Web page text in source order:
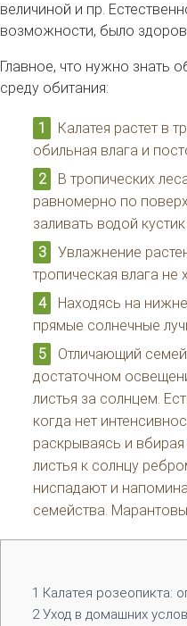
величиной и пр.
возможности, было
Главное, что нужно знать
среду обитания:
Калатея растет в
обильная влага и
В тропических
равномерно по
заливать водой
Увлажнение
тропическая влага не
Находясь на
прямые солнечные
Отличающий
достаточном
листья за солнцем.
когда нет
раскрываясь и
листья к солнцу
ниспадают и
семейства.
1 Калатея розеопикта:
2Уход в домашних